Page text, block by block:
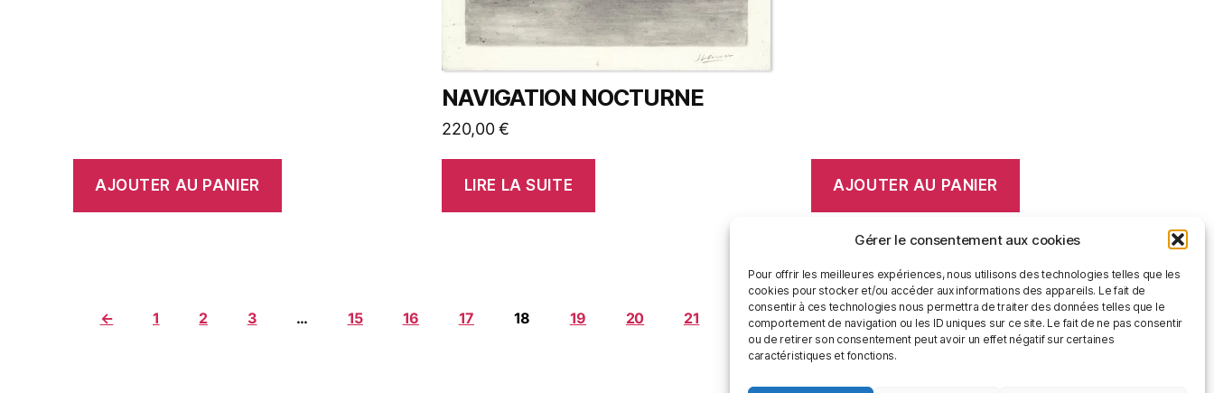
Gérer le consentement aux cookies
Pour offrir les meilleures expériences, nous utilisons des technologies telles que les
cookies pour stocker et/ou accéder aux informations des appareils. Le fait de
consentir à ces technologies nous permettra de traiter des données telles que le
comportement de navigation ou les ID uniques sur ce site. Le fait de ne pas consentir
ou de retirer son consentement peut avoir un effet négatif sur certaines
caractéristiques et fonctions.
AJOUTER AU PANIER
NAVIGATION NOCTURNE
220,00€
LIRE LA SUITE AJOUTER AU PANIER
← 1 2 3 … 15 16 17 18 19 20 21 … 24 25 26 →